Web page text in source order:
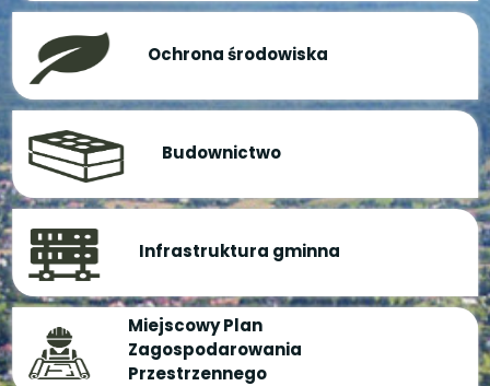
Ochrona środowiska
Budownictwo
Infrastruktura gminna
Miejscowy Plan
Zagospodarowania
Przestrzennego